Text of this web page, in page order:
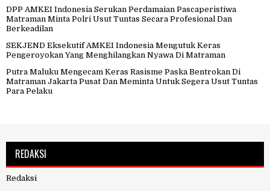
DPP AMKEI Indonesia Serukan Perdamaian Pascaperistiwa
Matraman Minta Polri Usut Tuntas Secara Profesional Dan
Berkeadilan
SEKJEND Eksekutif AMKEI Indonesia Mengutuk Keras
Pengeroyokan Yang Menghilangkan Nyawa Di Matraman
Putra Maluku Mengecam Keras Rasisme Paska Bentrokan Di
Matraman Jakarta Pusat Dan Meminta Untuk Segera Usut Tuntas
Para Pelaku
REDAKSI
Redaksi